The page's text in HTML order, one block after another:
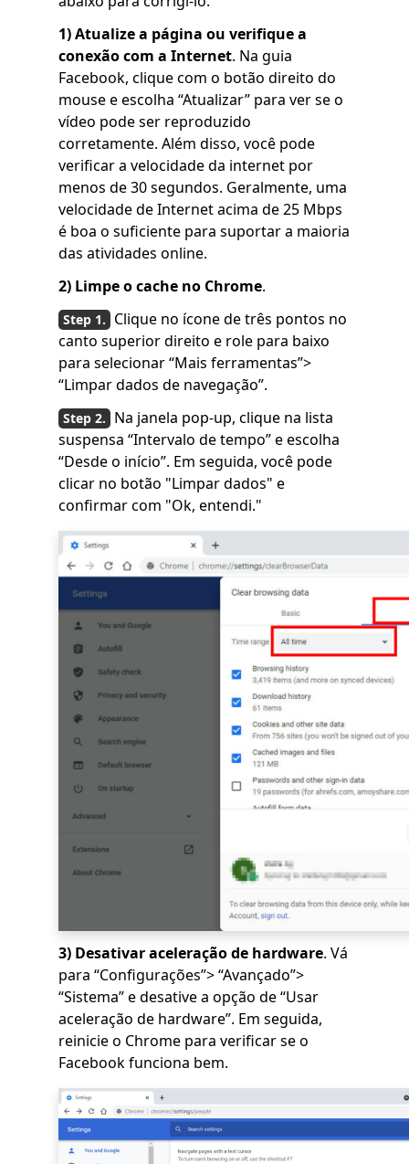
1)Atualize a página ou verifique a
conexão com a Internet. Na guia
Facebook, clique com o botão direito do
mouse e escolha “Atualizar” para ver se o
vídeo pode ser reproduzido
corretamente. Além disso, você pode
verificar a velocidade da internet por
menos de 30 segundos. Geralmente, uma
velocidade de Internet acima de 25 Mbps
é boa o suficiente para suportar a maioria
das atividades online.
2) Limpe o cache no Chrome.
Clique no ícone de três pontos no
canto superior direito e role para baixo
para selecionar “Mais ferramentas”>
“Limpar dados de navegação”.
Na janela pop-up, clique na lista
suspensa “Intervalo de tempo” e escolha
“Desde o início”. Em seguida, você pode
clicar no botão "Limpar dados" e
confirmar com "Ok, entendi."
3) Desativar aceleração de hardware. Vá
para “Configurações”> “Avançado”>
“Sistema” e desative a opção de “Usar
aceleração de hardware”. Em seguida,
reinicie o Chrome para verificar se o
Facebook funciona bem.